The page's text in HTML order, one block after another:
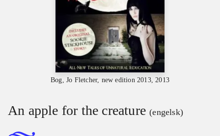
Bog, Jo Fletcher, new edition 2013, 2013
An apple for the creature (engelsk)